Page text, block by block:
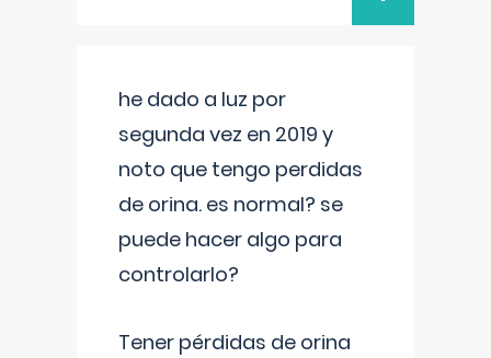
he dado a luz por
segunda vez en 2019 y
noto que tengo perdidas
de orina. es normal? se
puede hacer algo para
controlarlo?
Tener pérdidas de orina